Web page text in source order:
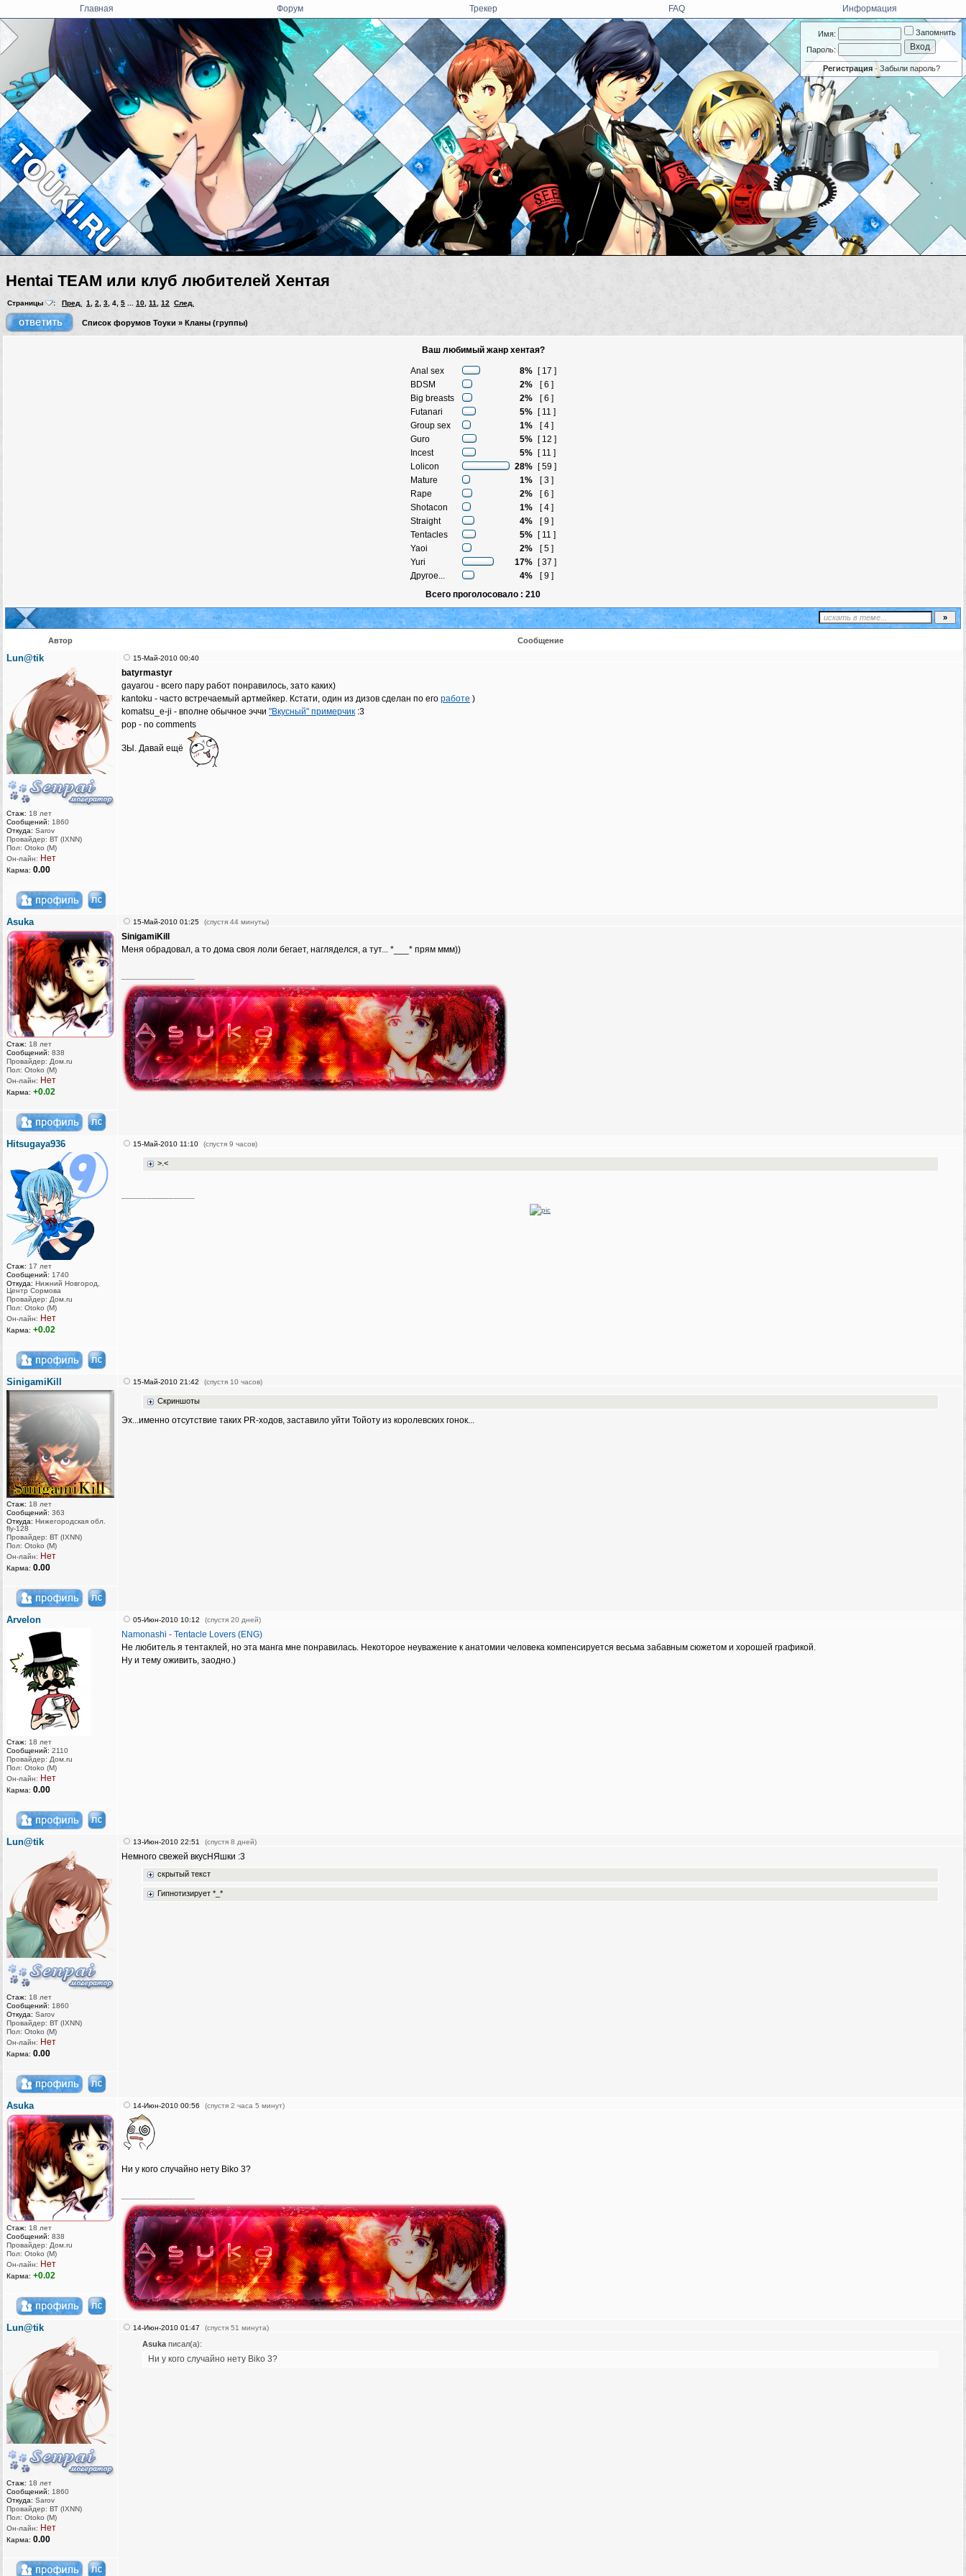
Имя:
Пароль:
Запомнить
Регистрация·Забыли пароль?
Главная Форум Трекер FAQ Информация
Hentai TEAM или клуб любителей Хентая
Страницы : Пред. 1, 2, 3, 4, 5 ... 10, 11, 12 След.
Список форумов Тоуки » Кланы (группы)
Ваш любимый жанр хентая?
Anal sex 8%
[ 17 ]
BDSM
2%
[ 6 ]
Big breasts
2%
[ 6 ]
Futanari
5%
[ 11 ]
Group sex
1%
[ 4 ]
Guro
5%
[ 12 ]
Incest
5%
[ 11 ]
Lolicon
28%
[ 59 ]
Mature
1%
[ 3 ]
Rape
2%
[ 6 ]
Shotacon
1%
[ 4 ]
Straight
4%
[ 9 ]
Tentacles
5%
[ 11 ]
Yaoi
2%
[ 5 ]
Yuri
17%
[ 37 ]
Другое...
4%
[ 9 ]
Всего проголосовало : 210
Автор Сообщение
Lun@tik
Стаж: 18 лет
Сообщений: 1860
Откуда: Sarov
Провайдер: ВТ (IXNN)
Пол: Otoko (M)
Он-лайн: Нет
Карма: 0.00
15-Май-2010 00:40
batyrmastyr
gayarou - всего пару работ понравилось, зато каких)
kantoku - часто встречаемый артмейкер. Кстати, один из дизов сделан по его работе )
komatsu_e-ji - вполне обычное эччи "Вкусный" примерчик :3
pop - no comments
ЗЫ. Давай ещё
Asuka
Стаж: 18 лет
Сообщений: 838
Провайдер: Дом.ru
Пол: Otoko (M)
Он-лайн: Нет
Карма: +0.02
15-Май-2010 01:25 (спустя 44 минуты)
SinigamiKill
Меня обрадовал, а то дома своя лоли бегает, нагляделся, а тут... *___* прям ммм))
Hitsugaya936
Стаж: 17 лет
Сообщений: 1740
Откуда: Нижний Новгород,
Центр Сормова
Провайдер: Дом.ru
Пол: Otoko (M)
Он-лайн: Нет
Карма: +0.02
15-Май-2010 11:10 (спустя 9 часов)
>.<
SinigamiKill
Стаж: 18 лет
Сообщений: 363
Откуда: Нижегородская обл.
fly-128
Провайдер: ВТ (IXNN)
Пол: Otoko (M)
Он-лайн: Нет
Карма: 0.00
15-Май-2010 21:42 (спустя 10 часов)
Скриншоты
Эх...именно отсутствие таких PR-ходов, заставило уйти Тойоту из королевских гонок...
Arvelon
Стаж: 18 лет
Сообщений: 2110
Провайдер: Дом.ru
Пол: Otoko (M)
Он-лайн: Нет
Карма: 0.00
05-Июн-2010 10:12 (спустя 20 дней)
Namonashi - Tentacle Lovers (ENG)
Не любитель я тентаклей, но эта манга мне понравилась. Некоторое неуважение к анатомии человека компенсируется весьма забавным сюжетом и хорошей графикой.
Ну и тему оживить, заодно.)
Lun@tik
Стаж: 18 лет
Сообщений: 1860
Откуда: Sarov
Провайдер: ВТ (IXNN)
Пол: Otoko (M)
Он-лайн: Нет
Карма: 0.00
13-Июн-2010 22:51 (спустя 8 дней)
Немного свежей вкусНЯшки :3
скрытый текст
Гипнотизирует *_*
Asuka
Стаж: 18 лет
Сообщений: 838
Провайдер: Дом.ru
Пол: Otoko (M)
Он-лайн: Нет
Карма: +0.02
14-Июн-2010 00:56 (спустя 2 часа 5 минут)
Ни у кого случайно нету Biko 3?
Lun@tik
Стаж: 18 лет
Сообщений: 1860
Откуда: Sarov
Провайдер: ВТ (IXNN)
Пол: Otoko (M)
Он-лайн: Нет
Карма: 0.00
14-Июн-2010 01:47 (спустя 51 минута)
Asuka писал(а):
Ни у кого случайно нету Biko 3?